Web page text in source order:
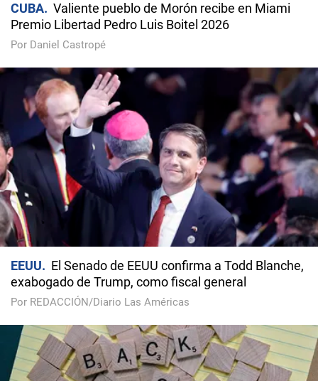
CUBA
Valiente pueblo de Morón recibe en Miami
Premio Libertad Pedro Luis Boitel 2026
Por Daniel Castropé
EEUU
El Senado de EEUU confirma a Todd Blanche,
exabogado de Trump, como fiscal general
Por REDACCIÓN/Diario Las Américas